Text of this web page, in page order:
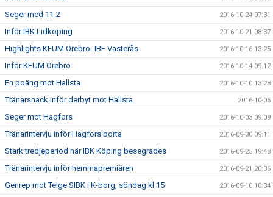
Seger med 11-2 2016-10-24 07:31
Inför IBK Lidköping 2016-10-21 08:37
Highlights KFUM Örebro- IBF Västerås 2016-10-16 13:25
Inför KFUM Örebro 2016-10-14 09:12
En poäng mot Hallsta 2016-10-10 13:28
Tränarsnack inför derbyt mot Hallsta 2016-10-06
Seger mot Hagfors 2016-10-03 09:09
Tränarintervju inför Hagfors borta 2016-09-30 09:11
Stark tredjeperiod när IBK Köping besegrades 2016-09-25 19:48
Tränarintervju inför hemmapremiären 2016-09-21 20:36
Genrep mot Telge SIBK i K-borg, söndag kl 15 2016-09-10 10:34